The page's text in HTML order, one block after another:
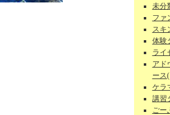
未分
ファ
スキ
体験
ライ
アド
ース
ケラ
講習
ごー